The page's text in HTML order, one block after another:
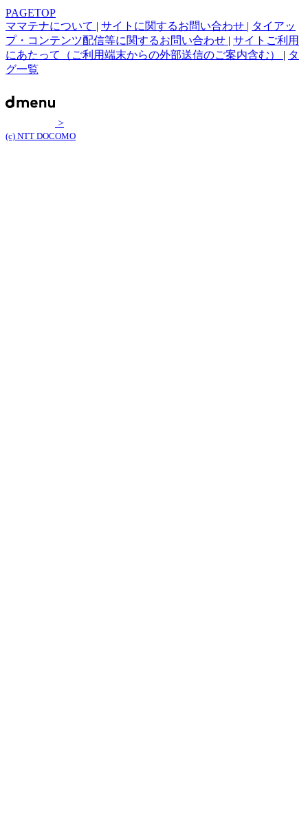
PAGETOP
ママテナについて | サイトに関するお問い合わせ | タイアッ
プ・コンテンツ配信等に関するお問い合わせ | サイトご利用
にあたって（ご利用端末からの外部送信のご案内含む） | タ
グ一覧
>
(c) NTT DOCOMO